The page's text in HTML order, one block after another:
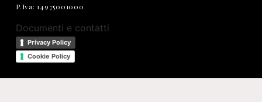
P.Iva: 14975001000
Documenti e contatti
Privacy Policy
Cookie Policy